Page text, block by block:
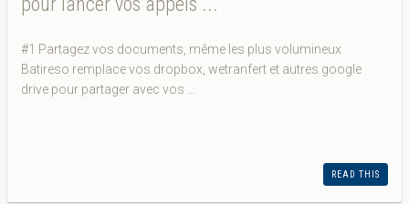
#1 Partagez vos documents, même les plus volumineux
Batireso remplace vos dropbox, wetranfert et autres google
drive pour partager avec vos ...
READ THIS